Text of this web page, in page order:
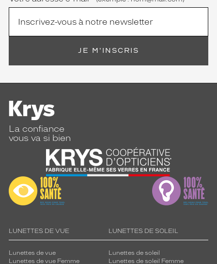
Or
Brillant
Polarisant
Non
compatibles
Progressifs
Unifocaux
montage
Cerclé
JE M'INSCRIS
La confiance
vous va si bien
LUNETTES DE VUE
Lunettes de vue
Lunettes de vue Femme
LUNETTES DE SOLEIL
Lunettes de soleil
Lunettes de soleil Femme